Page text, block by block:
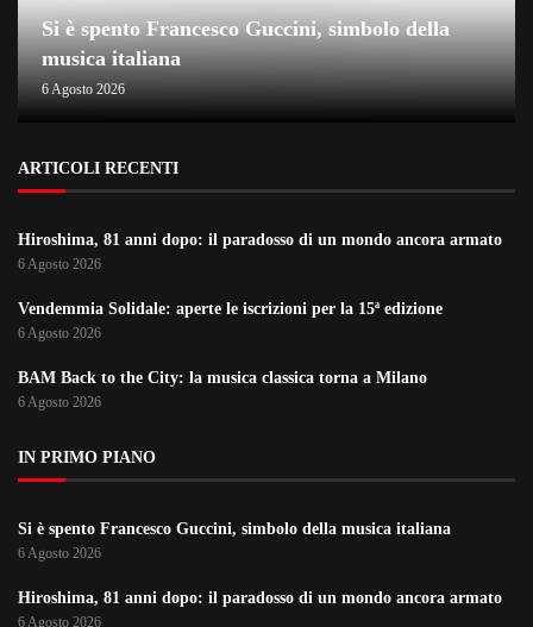
Si è spento Francesco Guccini, simbolo della
musica italiana
6 Agosto 2026
ARTICOLI RECENTI
Hiroshima, 81 anni dopo: il paradosso di un mondo ancora armato
6 Agosto 2026
Vendemmia Solidale: aperte le iscrizioni per la 15ª edizione
6 Agosto 2026
BAM Back to the City: la musica classica torna a Milano
6 Agosto 2026
IN PRIMO PIANO
Si è spento Francesco Guccini, simbolo della musica italiana
6 Agosto 2026
Hiroshima, 81 anni dopo: il paradosso di un mondo ancora armato
6 Agosto 2026